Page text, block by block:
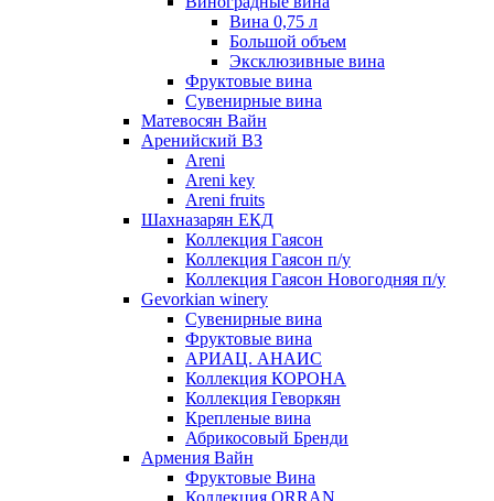
Вина 0,75 л
Большой объем
Эксклюзивные вина
Фруктовые вина
Cувенирные вина
Матевосян Вайн
Аренийский ВЗ
Areni
Areni key
Areni fruits
Шахназарян ЕКД
Коллекция Гаясон
Коллекция Гаясон п/у
Коллекция Гаясон Новогодняя п/у
Gevorkian winery
Сувенирные вина
Фруктовые вина
АРИАЦ. АНАИС
Коллекция КОРОНА
Коллекция Геворкян
Крепленые вина
Абрикосовый Бренди
Армения Вайн
Фруктовые Вина
Коллекция ORRAN